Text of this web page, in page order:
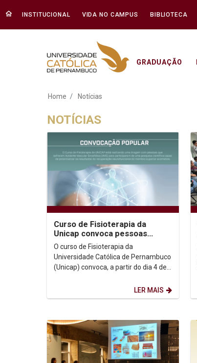
INSTITUCIONAL VIDA NO CAMPUS BIBLIOTECA
GRADUAÇÃO
Notícias - Unicap
Home Notícias
NOTÍCIAS
Curso de Fisioterapia da
Unicap convoca pessoas
vítimas de AVC para participar
de pesquisa...
O curso de Fisioterapia da
Universidade Católica de Pernambuco
(Unicap) convoca, a partir do dia 4 de
LER MAIS